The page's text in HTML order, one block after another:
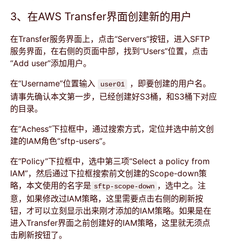
3、在AWS Transfer界面创建新的用户
在Transfer服务界面上，点击“Servers”按钮，进入SFTP
服务界面，在右侧的页面中部，找到“Users”位置，点击
“Add user”添加用户。
在“Username”位置输入
user01
，即要创建的用户名。
请事先确认本文第一步，已经创建好S3桶，和S3桶下对应
的目录。
在“Achess”下拉框中，通过搜索方式，定位并选中前文创
建的IAM角色“sftp-users”。
在“Policy”下拉框中，选中第三项“Select a policy from
IAM”，然后通过下拉框搜索前文创建的Scope-down策
略，本文使用的名字是 sftp-scope-down ，选中之。注
意，如果修改过IAM策略，这里需要点击右侧的刷新按
钮，才可以立刻显示出来刚才添加的IAM策略。如果是在
进入Transfer界面之前创建好的IAM策略，这里就无须点
击刷新按钮了。